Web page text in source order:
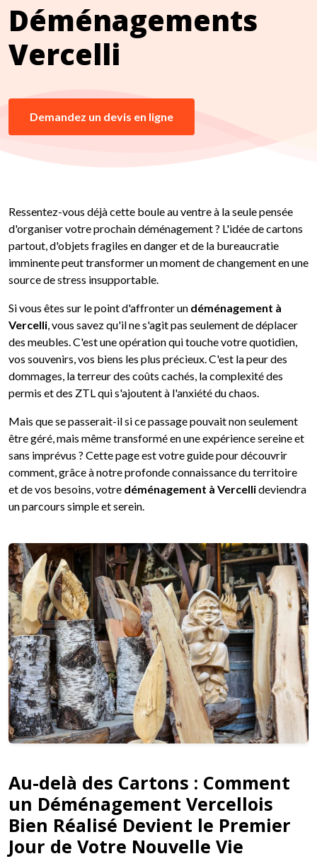
Déménagements
Vercelli
Demandez un devis en ligne
Ressentez-vous déjà cette boule au ventre à la seule pensée
d'organiser votre prochain déménagement ? L'idée de cartons
partout, d'objets fragiles en danger et de la bureaucratie
imminente peut transformer un moment de changement en une
source de stress insupportable.
Si vous êtes sur le point d'affronter un déménagement à
Vercelli, vous savez qu'il ne s'agit pas seulement de déplacer
des meubles. C'est une opération qui touche votre quotidien,
vos souvenirs, vos biens les plus précieux. C'est la peur des
dommages, la terreur des coûts cachés, la complexité des
permis et des ZTL qui s'ajoutent à l'anxiété du chaos.
Mais que se passerait-il si ce passage pouvait non seulement
être géré, mais même transformé en une expérience sereine et
sans imprévus ? Cette page est votre guide pour découvrir
comment, grâce à notre profonde connaissance du territoire
et de vos besoins, votre déménagement à Vercellideviendra
un parcours simple et serein.
Au-delà des Cartons : Comment
un Déménagement Vercellois
Bien Réalisé Devient le Premier
Jour de Votre Nouvelle Vie